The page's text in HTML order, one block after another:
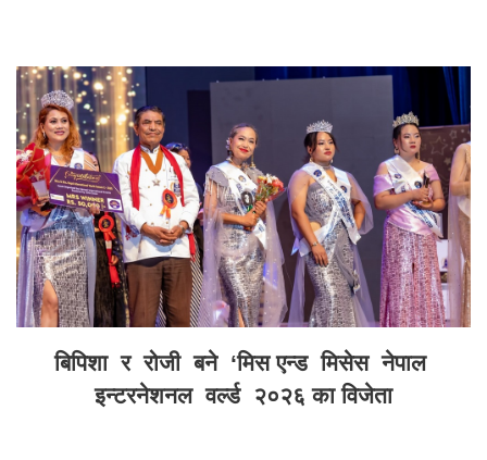
बिपिशा र रोजी बने ‘मिस एन्ड मिसेस नेपाल
इन्टरनेशनल वर्ल्ड २०२६ का विजेता